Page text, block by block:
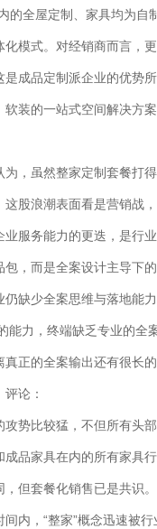
的全屋定制、家具均为自
化模式。对经销商而言，
是成品定制派企业的优势
装的一站式空间解决方案
为，虽然整家定制套餐打
这股浪潮表面看是营销战
业服务能力的更迭，是行
，而是全案设计主导下的
仍缺少全案思维与落地能
能力，终端缺乏专业的全
正的全案输出还有很长的
评论：
势比较猛，不但所有头
成品家具在内的所有家具
但套餐化销售已是共识。
内，“整家”概念迅速被